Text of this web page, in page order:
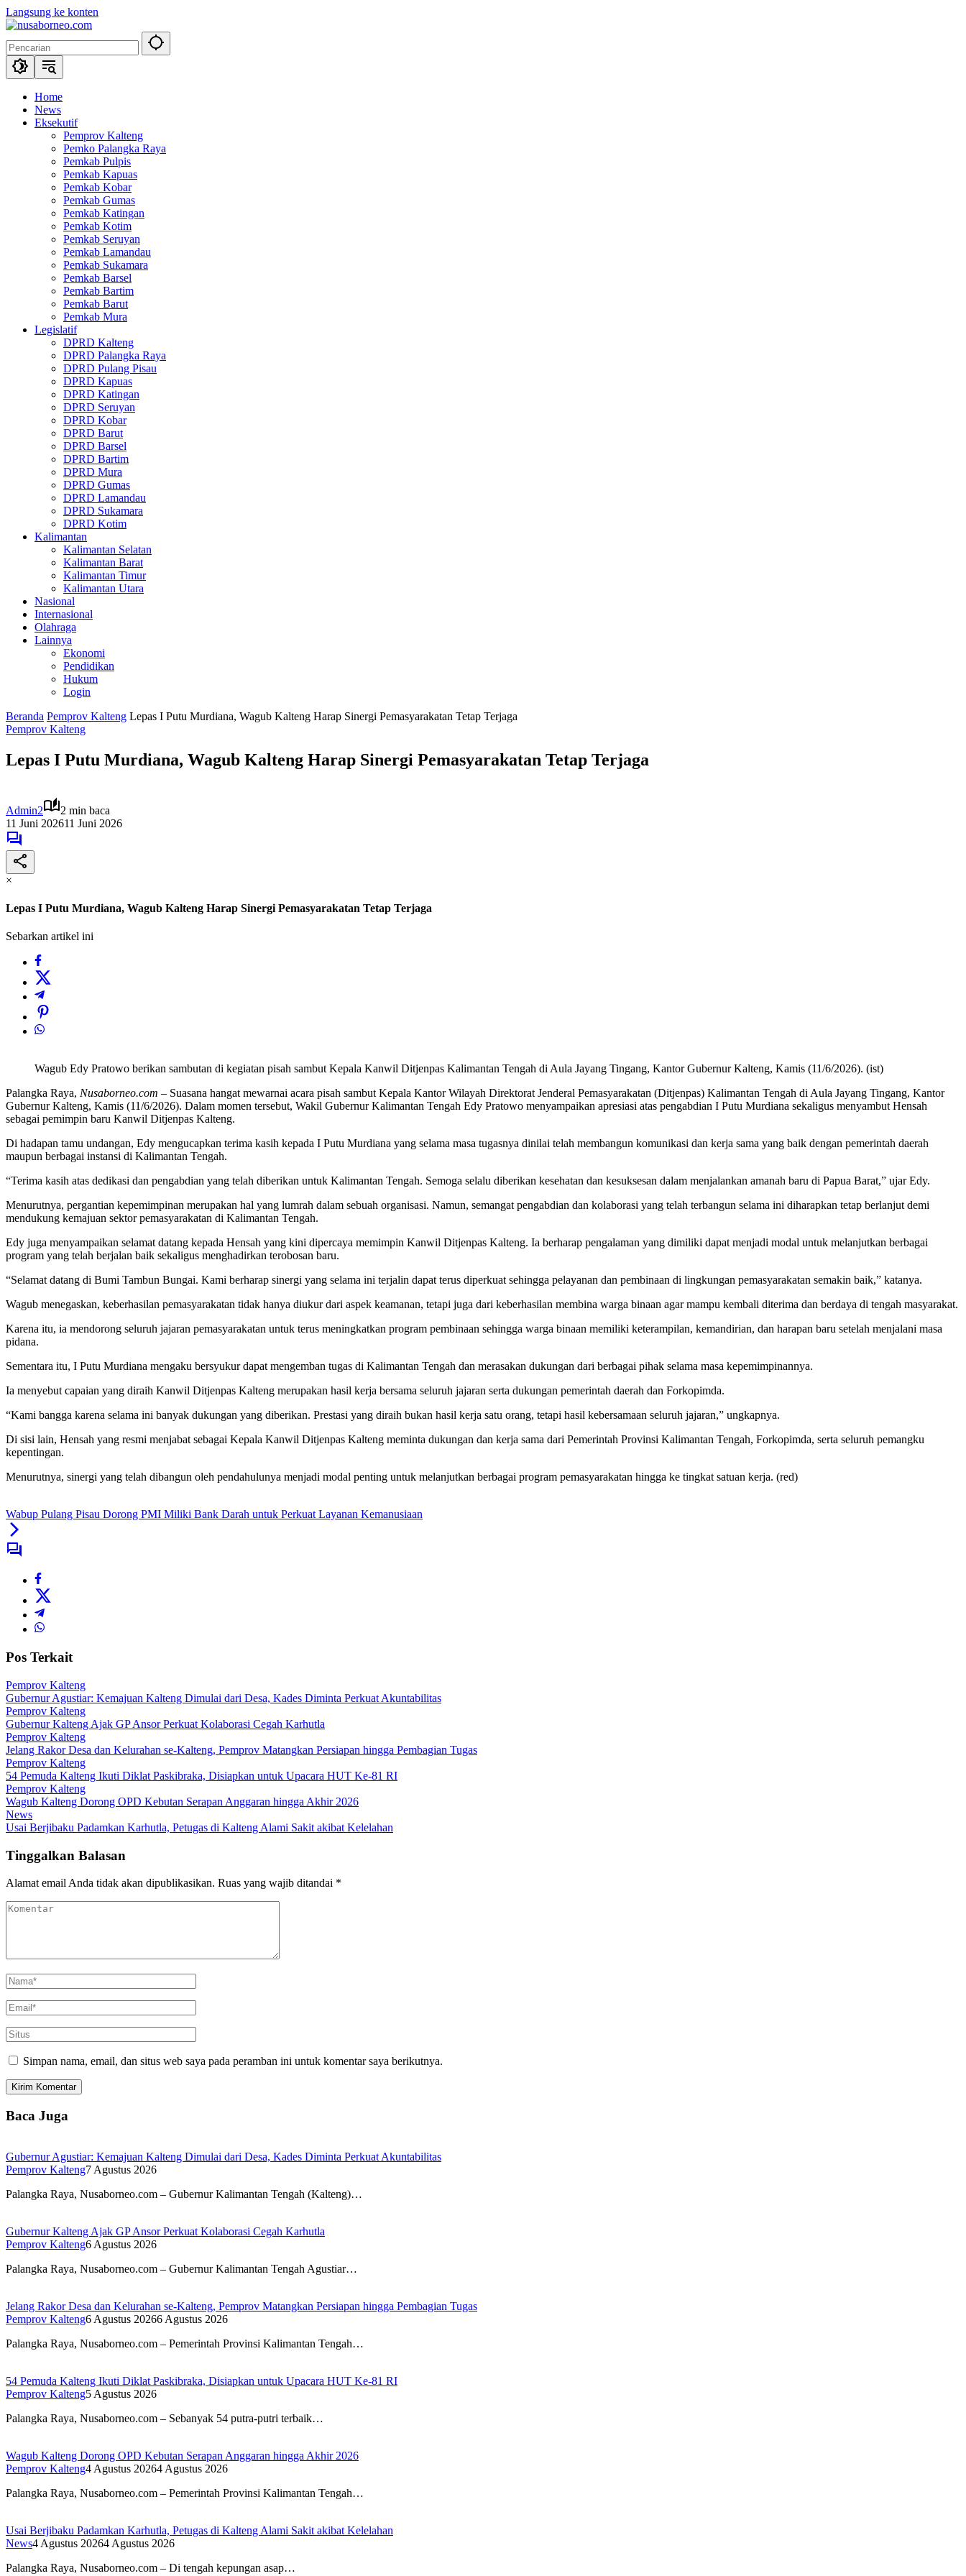
Langsung ke konten
Home
News
Eksekutif
Pemprov Kalteng
Pemko Palangka Raya
Pemkab Pulpis
Pemkab Kapuas
Pemkab Kobar
Pemkab Gumas
Pemkab Katingan
Pemkab Kotim
Pemkab Seruyan
Pemkab Lamandau
Pemkab Sukamara
Pemkab Barsel
Pemkab Bartim
Pemkab Barut
Pemkab Mura
Legislatif
DPRD Kalteng
DPRD Palangka Raya
DPRD Pulang Pisau
DPRD Kapuas
DPRD Katingan
DPRD Seruyan
DPRD Kobar
DPRD Barut
DPRD Barsel
DPRD Bartim
DPRD Mura
DPRD Gumas
DPRD Lamandau
DPRD Sukamara
DPRD Kotim
Kalimantan
Kalimantan Selatan
Kalimantan Barat
Kalimantan Timur
Kalimantan Utara
Nasional
Internasional
Olahraga
Lainnya
Ekonomi
Pendidikan
Hukum
Login
Beranda Pemprov Kalteng Lepas I Putu Murdiana, Wagub Kalteng Harap Sinergi Pemasyarakatan Tetap Terjaga
Pemprov Kalteng
Lepas I Putu Murdiana, Wagub Kalteng Harap Sinergi Pemasyarakatan Tetap Terjaga
Admin2
2 min baca
11 Juni 202611 Juni 2026
×
Lepas I Putu Murdiana, Wagub Kalteng Harap Sinergi Pemasyarakatan Tetap Terjaga
Sebarkan artikel ini
Wagub Edy Pratowo berikan sambutan di kegiatan pisah sambut Kepala Kanwil Ditjenpas Kalimantan Tengah di Aula Jayang Tingang, Kantor Gubernur Kalteng, Kamis (11/6/2026). (ist)
Palangka Raya, Nusaborneo.com – Suasana hangat mewarnai acara pisah sambut Kepala Kantor Wilayah Direktorat Jenderal Pemasyarakatan (Ditjenpas) Kalimantan Tengah di Aula Jayang Tingang, Kantor
Gubernur Kalteng, Kamis (11/6/2026). Dalam momen tersebut, Wakil Gubernur Kalimantan Tengah Edy Pratowo menyampaikan apresiasi atas pengabdian I Putu Murdiana sekaligus menyambut Hensah
sebagai pemimpin baru Kanwil Ditjenpas Kalteng.
Di hadapan tamu undangan, Edy mengucapkan terima kasih kepada I Putu Murdiana yang selama masa tugasnya dinilai telah membangun komunikasi dan kerja sama yang baik dengan pemerintah daerah
maupun berbagai instansi di Kalimantan Tengah.
“Terima kasih atas dedikasi dan pengabdian yang telah diberikan untuk Kalimantan Tengah. Semoga selalu diberikan kesehatan dan kesuksesan dalam menjalankan amanah baru di Papua Barat,” ujar Edy.
Menurutnya, pergantian kepemimpinan merupakan hal yang lumrah dalam sebuah organisasi. Namun, semangat pengabdian dan kolaborasi yang telah terbangun selama ini diharapkan tetap berlanjut demi
mendukung kemajuan sektor pemasyarakatan di Kalimantan Tengah.
Edy juga menyampaikan selamat datang kepada Hensah yang kini dipercaya memimpin Kanwil Ditjenpas Kalteng. Ia berharap pengalaman yang dimiliki dapat menjadi modal untuk melanjutkan berbagai
program yang telah berjalan baik sekaligus menghadirkan terobosan baru.
“Selamat datang di Bumi Tambun Bungai. Kami berharap sinergi yang selama ini terjalin dapat terus diperkuat sehingga pelayanan dan pembinaan di lingkungan pemasyarakatan semakin baik,” katanya.
Wagub menegaskan, keberhasilan pemasyarakatan tidak hanya diukur dari aspek keamanan, tetapi juga dari keberhasilan membina warga binaan agar mampu kembali diterima dan berdaya di tengah masyarakat.
Karena itu, ia mendorong seluruh jajaran pemasyarakatan untuk terus meningkatkan program pembinaan sehingga warga binaan memiliki keterampilan, kemandirian, dan harapan baru setelah menjalani masa
pidana.
Sementara itu, I Putu Murdiana mengaku bersyukur dapat mengemban tugas di Kalimantan Tengah dan merasakan dukungan dari berbagai pihak selama masa kepemimpinannya.
Ia menyebut capaian yang diraih Kanwil Ditjenpas Kalteng merupakan hasil kerja bersama seluruh jajaran serta dukungan pemerintah daerah dan Forkopimda.
“Kami bangga karena selama ini banyak dukungan yang diberikan. Prestasi yang diraih bukan hasil kerja satu orang, tetapi hasil kebersamaan seluruh jajaran,” ungkapnya.
Di sisi lain, Hensah yang resmi menjabat sebagai Kepala Kanwil Ditjenpas Kalteng meminta dukungan dan kerja sama dari Pemerintah Provinsi Kalimantan Tengah, Forkopimda, serta seluruh pemangku
kepentingan.
Menurutnya, sinergi yang telah dibangun oleh pendahulunya menjadi modal penting untuk melanjutkan berbagai program pemasyarakatan hingga ke tingkat satuan kerja. (red)
Wabup Pulang Pisau Dorong PMI Miliki Bank Darah untuk Perkuat Layanan Kemanusiaan
Pos Terkait
Pemprov Kalteng
Gubernur Agustiar: Kemajuan Kalteng Dimulai dari Desa, Kades Diminta Perkuat Akuntabilitas
Pemprov Kalteng
Gubernur Kalteng Ajak GP Ansor Perkuat Kolaborasi Cegah Karhutla
Pemprov Kalteng
Jelang Rakor Desa dan Kelurahan se-Kalteng, Pemprov Matangkan Persiapan hingga Pembagian Tugas
Pemprov Kalteng
54 Pemuda Kalteng Ikuti Diklat Paskibraka, Disiapkan untuk Upacara HUT Ke-81 RI
Pemprov Kalteng
Wagub Kalteng Dorong OPD Kebutan Serapan Anggaran hingga Akhir 2026
News
Usai Berjibaku Padamkan Karhutla, Petugas di Kalteng Alami Sakit akibat Kelelahan
Tinggalkan Balasan
Alamat email Anda tidak akan dipublikasikan. Ruas yang wajib ditandai *
Simpan nama, email, dan situs web saya pada peramban ini untuk komentar saya berikutnya.
Baca Juga
Gubernur Agustiar: Kemajuan Kalteng Dimulai dari Desa, Kades Diminta Perkuat Akuntabilitas
Pemprov Kalteng7 Agustus 2026
Palangka Raya, Nusaborneo.com – Gubernur Kalimantan Tengah (Kalteng)…
Gubernur Kalteng Ajak GP Ansor Perkuat Kolaborasi Cegah Karhutla
Pemprov Kalteng6 Agustus 2026
Palangka Raya, Nusaborneo.com – Gubernur Kalimantan Tengah Agustiar…
Jelang Rakor Desa dan Kelurahan se-Kalteng, Pemprov Matangkan Persiapan hingga Pembagian Tugas
Pemprov Kalteng6 Agustus 20266 Agustus 2026
Palangka Raya, Nusaborneo.com – Pemerintah Provinsi Kalimantan Tengah…
54 Pemuda Kalteng Ikuti Diklat Paskibraka, Disiapkan untuk Upacara HUT Ke-81 RI
Pemprov Kalteng5 Agustus 2026
Palangka Raya, Nusaborneo.com – Sebanyak 54 putra-putri terbaik…
Wagub Kalteng Dorong OPD Kebutan Serapan Anggaran hingga Akhir 2026
Pemprov Kalteng4 Agustus 20264 Agustus 2026
Palangka Raya, Nusaborneo.com – Pemerintah Provinsi Kalimantan Tengah…
Usai Berjibaku Padamkan Karhutla, Petugas di Kalteng Alami Sakit akibat Kelelahan
News4 Agustus 20264 Agustus 2026
Palangka Raya, Nusaborneo.com – Di tengah kepungan asap…